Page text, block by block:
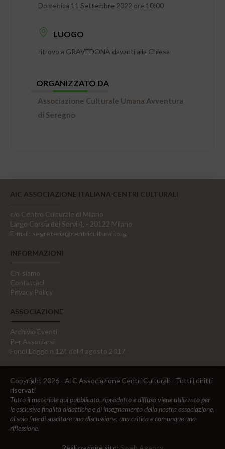
Domenica 11 Settembre 2022 ore 10:00
LUOGO
ritrovo a GRAVEDONA davanti alla Chiesa
ORGANIZZATO DA
Associazione Culturale Umana Avventura
di Seregno
AIC ASSOCIAZIONE ITALIANA CENTRI CULTURALI
c/o Centro Culturale di Milano
Largo Corsia dei Servi 4, - 20122 Milano
E-mail: segreteria@centriculturali.org
INFORMAZIONI
Chi siamo
Contattaci
Privacy Policy
ASSOCIAZIONE
Archivio Eventi
Per Associarsi
Fondi Legge n.124 del 4 agosto 2017
Copyright 2026 - AIC Associazione Centri Culturali - Tutti i diritti
riservati
Tutto il materiale qui pubblicato, riprodotto e diffuso viene utilizzato per
le esclusive finalità didattiche e di insegnamento della nostra associazione,
al solo fine di suscitare una discussione, una critica e comunque una
riflessione.